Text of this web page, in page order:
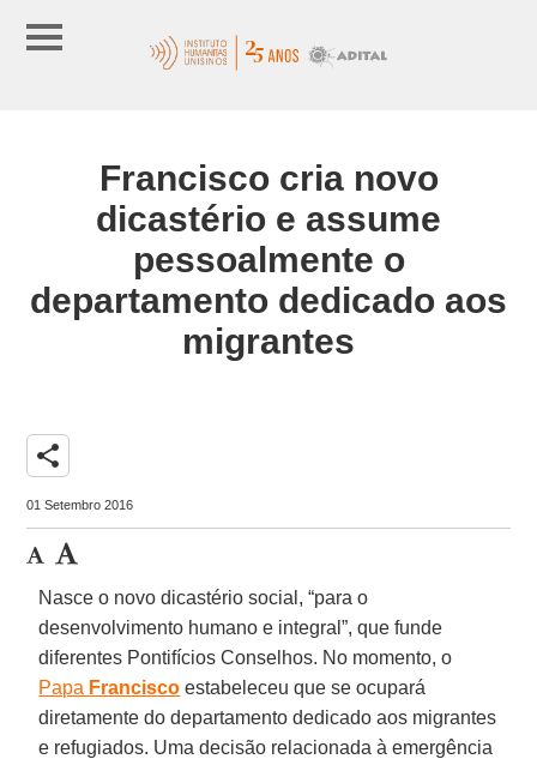
Francisco cria novo
dicastério e assume
pessoalmente o
departamento dedicado aos
migrantes
share
01 Setembro 2016
Nasce o novo dicastério social, “para o
desenvolvimento humano e integral”, que funde
diferentes Pontifícios Conselhos. No momento, o
Papa Francisco estabeleceu que se ocupará
diretamente do departamento dedicado aos migrantes
e refugiados. Uma decisão relacionada à emergência